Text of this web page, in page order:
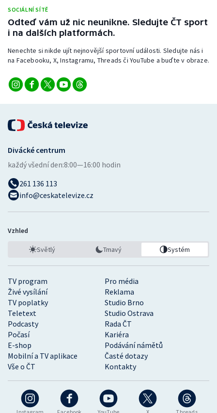
Triatlon
Veslování
Vodní slalom
Volejbal
Ostatní
SOCIÁLNÍ SÍTĚ
Odteď vám už nic neunikne. Sledujte ČT sport
i na dalších platformách.
Nenechte si nikde ujít nejnovější sportovní události. Sledujte nás i
na Facebooku, X, Instagramu, Threads či YouTube a buďte v obraze.
TV program
Pro média
Živé vysílání
Reklama
TV poplatky
Studio Brno
Teletext
Studio Ostrava
Podcasty
Rada ČT
Počasí
Kariéra
E-shop
Podávání námětů
Mobilní a TV aplikace
Časté dotazy
Vše o ČT
Kontakty
Divácké centrum
každý všední den:8:00—16:00 hodin
261 136 113
info@ceskatelevize.cz
Vzhled
Světlý Tmavý Systém